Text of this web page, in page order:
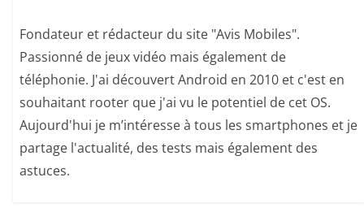
Fondateur et rédacteur du site "Avis Mobiles".
Passionné de jeux vidéo mais également de
téléphonie. J'ai découvert Android en 2010 et c'est en
souhaitant rooter que j'ai vu le potentiel de cet OS.
Aujourd'hui je m’intéresse à tous les smartphones et je
partage l'actualité, des tests mais également des
astuces.